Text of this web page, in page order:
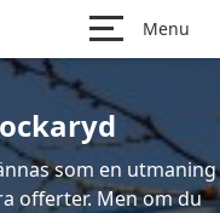
Menu
som en utmaning
offerter. Men om du